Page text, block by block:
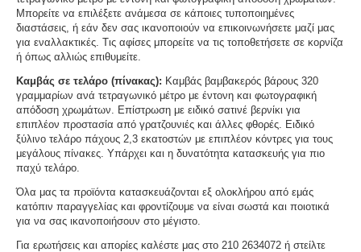
Μπορείτε να επιλέξετε ανάμεσα σε κάποιες τυποποιημένες
διαστάσεις, ή εάν δεν σας ικανοποιούν να επικοινωνήσετε μαζί μας
για εναλλακτικές. Τις αφίσες μπορείτε να τις τοποθετήσετε σε κορνίζα
ή όπως αλλιώς επιθυμείτε.
Καμβάς σε τελάρο (πίνακας): Καμβάς βαμβακερός βάρους 320
γραμμαρίων ανά τετραγωνικό μέτρο με έντονη και φωτογραφική
απόδοση χρωμάτων. Επίστρωση με ειδικό σατινέ βερνίκι για
επιπλέον προστασία από γρατζουνιές και άλλες φθορές. Ειδικό
ξύλινο τελάρο πάχους 2,3 εκατοστών με επιπλέον κόντρες για τους
μεγάλους πίνακες. Υπάρχει και η δυνατότητα κατασκευής για πιο
παχύ τελάρο.
Όλα μας τα προϊόντα κατασκευάζονται εξ ολοκλήρου από εμάς
κατόπιν παραγγελίας και φροντίζουμε να είναι σωστά και ποιοτικά
για να σας ικανοποιήσουν στο μέγιστο.
Για ερωτήσεις και απορίες καλέστε μας στο 210 2634072 ή στείλτε